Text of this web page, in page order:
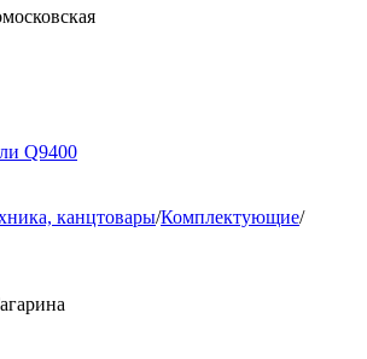
Q9400
канцтовары/Комплектующие/